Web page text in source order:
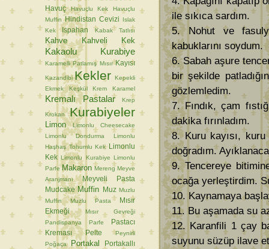
ile sıkıca sardım.
5. Nohut ve
kabuklarını soydum.
6. Sabah aşure
bir şekilde
gözlemledim.
7. Fındık, çam
dakika fırınladım.
8. Kuru kayısı,
doğradım.
9. Tencereye
ocağa yerleştirdim.
10. Kaynamaya
11. Bu aşamada su
12. Karanfili 1 çay
suyunu süzüp ilave
Havuç Havuçlu Kek
Havuçlu
Muffin Hindistan Cevizi
Islak
Kek
Ispahan Kabak Tatlısı
Kahve Kahveli Kek
Kakaolu Kurabiye
Karamelli Patlamış Mısır Kayısı
Kazandibi Kekler Kepekli
Ekmek
Keşkül Krem Karamel
Kremalı Pastalar Krep
Krokan Kurabiyeler
Limon
Limonlu Cheesecake
Limonlu Dondurma
Limonlu
Haşhaş Tohumlu Kek
Limonlu
Kek Limonlu Kurabiye Limonlu
Parfe Makaron Mereng Meyve
Aranjmanı
Meyveli Pasta
Mudcake Muffin Muz Muzlu
Muffin
Muzlu Pasta
Mısır
Ekmeği
Mısır Gevreği
Pandispanya
Parfe
Pastacı
Kreması
Pelte
Peynirli
Poğaça
Portakal
Portakallı